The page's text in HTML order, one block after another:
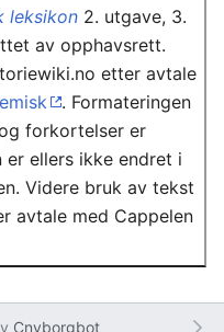
leksikon2. utgave, 3.
av opphavsrett.
etter avtale
. Formateringen
forkortelser er
ellers ikke endret i
Videre bruk av tekst
avtale med Cappelen
Cnyborgbot